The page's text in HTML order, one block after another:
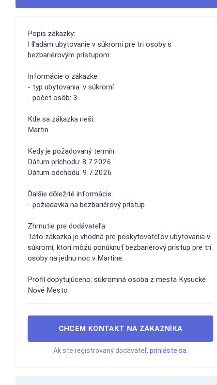
Popis zákazky:
Hľadám ubytovanie v súkromí pre tri osoby s
bezbariérovým prístupom.
Informácie o zákazke:
- typ ubytovania: v súkromí
- počet osôb: 3
Kde sa zákazka rieši:
Martin
Kedy je požadovaný termín:
Dátum príchodu: 8.7.2026
Dátum odchodu: 9.7.2026
Ďalšie dôležité informácie:
- požiadavka na bezbariérový prístup
Zhrnutie pre dodávateľa:
Táto zákazka je vhodná pre poskytovateľov ubytovania v
súkromí, ktorí môžu ponúknuť bezbariérový prístup pre tri
osoby na jednu noc v Martine.
Profil dopytujúceho: súkromná osoba z mesta Kysucké
Nové Mesto
CHCEM KONTAKT NA ZÁKAZNÍKA
Ak ste registrovaný dodávateľ, prihláste sa